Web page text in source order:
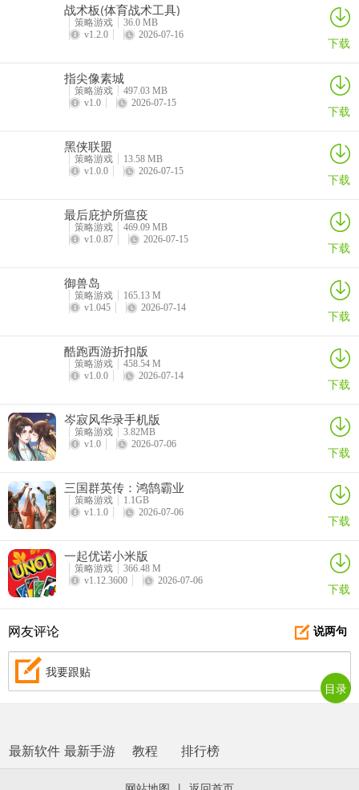
战术板(体育战术工具)
策略游戏
36.0 MB
v1.2.0
2026-07-16 下载
指尖像素城
策略游戏
497.03 MB
v1.0
2026-07-15 下载
黑侠联盟
策略游戏
13.58 MB
v1.0.0
2026-07-15 下载
最后庇护所瘟疫
策略游戏
469.09 MB
v1.0.87
2026-07-15 下载
御兽岛
策略游戏
165.13 M
v1.045
2026-07-14 下载
酷跑西游折扣版
策略游戏
458.54 M
v1.0.0
2026-07-14 下载
岑寂风华录手机版
策略游戏
3.82MB
v1.0
2026-07-06 下载
三国群英传：鸿鹄霸业
策略游戏
1.1GB
v1.1.0
2026-07-06 下载
一起优诺小米版
策略游戏
366.48 M
v1.12.3600
2026-07-06 下载
说两句
网友评论
我要跟贴
最新软件 最新手游 教程 排行榜
目录